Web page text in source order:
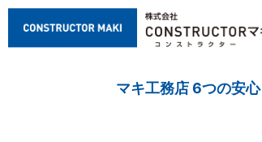
マキ工務店 6つの安心